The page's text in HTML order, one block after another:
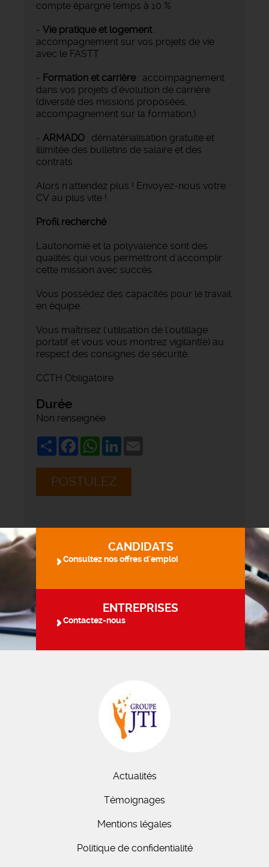
compte épargne temps à 10 %
- Vie pratique et logement:
accompagnement sur vos projets de vie
avec le FASTT
- Formation et carrière: accompagnement
dans vos projets d’évolution de carrière
(diversité des missions proposées,
accompagnement sur la formation,)
- ARMADO : dématérialisation gratuite et
illimitée des bulletins de salaire et des
contrats
Alors n'attendez plus ! Envoyez-nous votre
CV au plus vite !
Profil recherché
L'autonomie et la polyvalence sont des
qualités qui vous permettront d'accomplir
cette mission avec succès.
Vous possédez des capacités pour le travail
en équipe.
Vous maîtrisez l'utilisation de l'outillage
portatif et vous vous montrez vigilant(e) au
respect des consignes de sécurité.
CCTH Obligatoire
Durée
Non renseignée
ShareFacebookWhatsApp
LinkedIn
POSTULEZ
CANDIDATS
Consultez nos offres d'emploi
ENTREPRISES
Contactez-nous
Actualités
Témoignages
Mentions légales
Politique de confidentialité